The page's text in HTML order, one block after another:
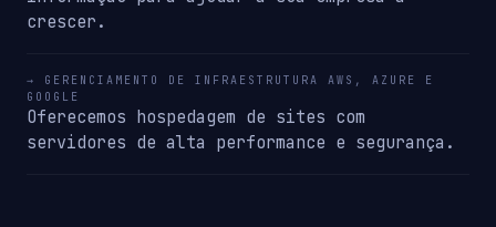
crescer.
→ GERENCIAMENTO DE INFRAESTRUTURA AWS, AZURE E
GOOGLE
Oferecemos hospedagem de sites com
servidores de alta performance e segurança.